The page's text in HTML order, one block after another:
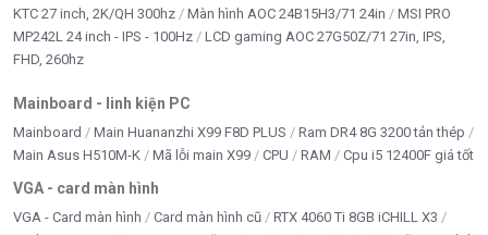
KTC 27 inch, 2K/QH 300hz
Màn hình AOC 24B15H3/71 24in
MSI PRO
MP242L 24 inch - IPS - 100Hz
LCD gaming AOC 27G50Z/71 27in, IPS,
FHD, 260hz
Mainboard - linh kiện PC
Mainboard Main Huananzhi X99 F8D PLUS
Ram DR4 8G 3200 tản thép
Main Asus H510M-K
Mã lỗi main X99 CPU RAM Cpu i5 12400F giá tốt
VGA - card màn hình
VGA - Card màn hình Card màn hình cũ
RTX 4060 Ti 8GB iCHILL X3